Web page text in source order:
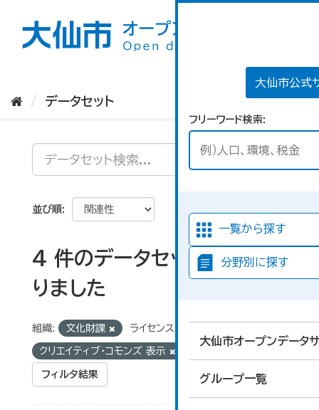
大仙市公式
フリーワード検索
一覧から探す
分野別に探す
大仙市オープンデータ
グループ一覧
データセット
並び順
4 件のデータセットが見つか
りました
組織: 文化財課 ライセンス:
クリエイティブ・コモンズ 表示
フィルタ結果